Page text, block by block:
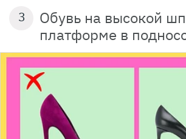
3
Обувь на высокой
платформе в